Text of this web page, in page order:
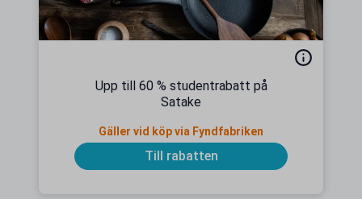
Upp till 60 % studentrabatt på
Satake
Gäller vid köp via Fyndfabriken
Till rabatten